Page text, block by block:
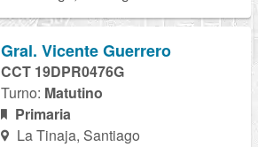
Gral. Vicente Guerrero
CCT 19DPR0476G
Turno: Matutino
Primaria
La Tinaja, Santiago